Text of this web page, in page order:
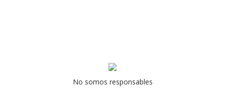
No somos responsables